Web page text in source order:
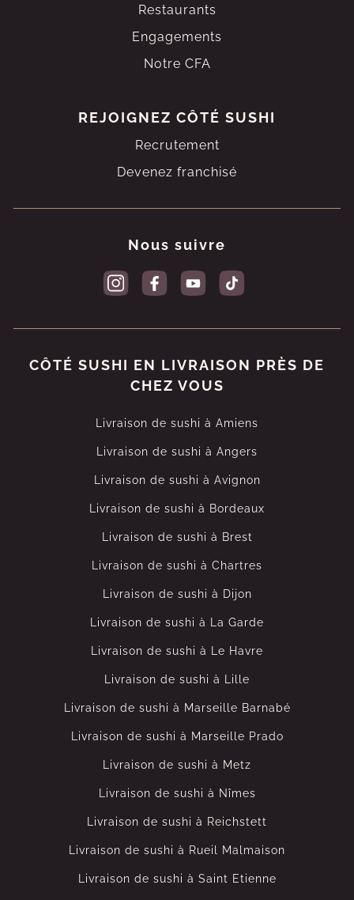
Restaurants
Engagements
Notre CFA
REJOIGNEZ CÔTÉ SUSHI
Recrutement
Devenez franchisé
Nous suivre
CÔTÉ SUSHI EN LIVRAISON PRÈS DE
CHEZ VOUS
Livraison de sushi à Amiens
Livraison de sushi à Angers
Livraison de sushi à Avignon
Livraison de sushi à Bordeaux
Livraison de sushi à Brest
Livraison de sushi à Chartres
Livraison de sushi à Dijon
Livraison de sushi à La Garde
Livraison de sushi à Le Havre
Livraison de sushi à Lille
Livraison de sushi à Marseille Barnabé
Livraison de sushi à Marseille Prado
Livraison de sushi à Metz
Livraison de sushi à Nîmes
Livraison de sushi à Reichstett
Livraison de sushi à Rueil Malmaison
Livraison de sushi à Saint Etienne